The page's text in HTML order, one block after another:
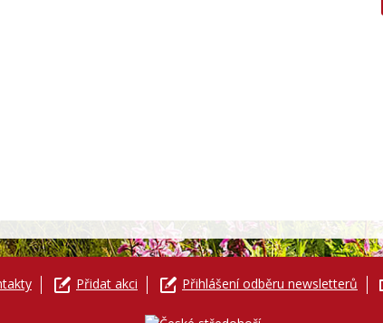
Přidat akci Přihlášení odběru newsletterů